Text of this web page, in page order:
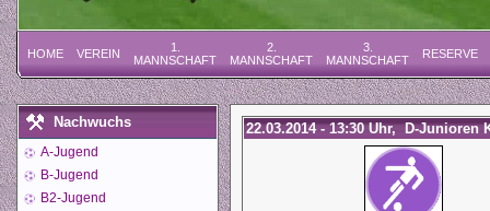
HOME VEREIN
1.
MANNSCHAFT
2.
MANNSCHAFT
3.
MANNSCHAFT
RESERVE
Nachwuchs
A-Jugend
B-Jugend
B2-Jugend
22.03.2014 - 13:30 Uhr, D-Junioren